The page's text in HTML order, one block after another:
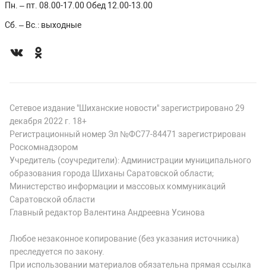
Пн. – пт. 08.00-17.00 Обед 12.00-13.00
Сб. – Вс.: выходные
Сетевое издание "Шиханские новости" зарегистрировано 29
декабря 2022 г. 18+
Регистрационный номер Эл №ФС77-84471 зарегистрирован
Роскомнадзором
Учредитель (соучредители): Администрации муниципального
образования города Шиханы Саратовской области;
Министерство информации и массовых коммуникаций
Саратовской области
Главный редактор Валентина Андреевна Усинова
Любое незаконное копирование (без указания источника)
преследуется по закону.
При использовании материалов обязательна прямая ссылка